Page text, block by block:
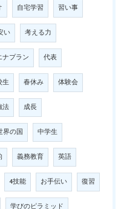
自宅学習 習い事
い 考える力
ナプラン 代表
生 春休み 体験会
法 成長
界の国 中学生
義務教育 英語
4技能 お手伝い 復習
学びのピラミッド